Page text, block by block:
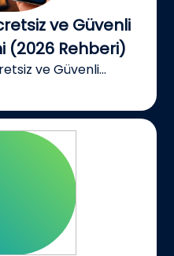
ve Güvenli
(2026 Rehberi)
ve Güvenli...